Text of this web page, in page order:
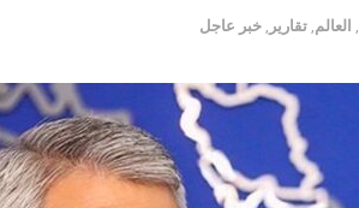
العالم تقارير خبر عاجل